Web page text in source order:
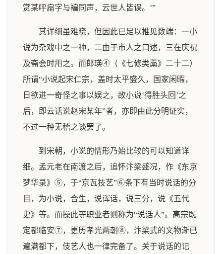
赏某呼扁字与褊同声，云世人皆误。’”
其详细虽难晓，但因此已足以推见数端：一小
说为杂戏中之一种，二由于市人之口述，三在庆祝
及斋会时用之。而郎瑛④（《七修类藁》二十二）
所谓“小说起宋仁宗，盖时太平盛久，国家闲暇，
日欲进一奇怪之事以娱之，故小说‘得胜头回’之
后，即云话说赵宋某年”者，亦即由此分明证实，
不过一种无稽之谈罢了。
到宋朝，小说的情形乃始比较的可以知道详
细。孟元老在南渡之后，追怀汴梁盛况，作《东京
梦华录》⑤，于“京瓦技艺”⑥条下有当时说话的分
目，为小说，合生，说诨话，说三分，说《五代
史》等。而操此等职业者则称为“说话人”。高宗既
定都临安⑦，更历孝光两朝⑧，汴梁式的文物渐已
遍满都下，伎艺人也一律完备了。关于说话的记